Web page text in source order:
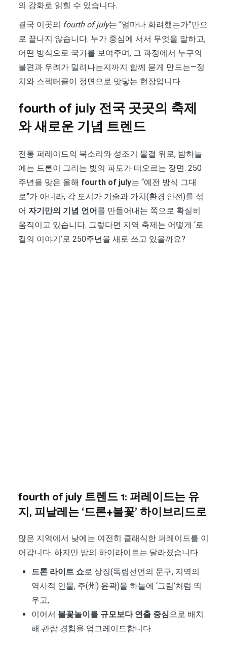
의 강화로 읽힐 수 있습니다.
결국 이곳의 fourth of july는 “얼마나 화려했는가”만으
로 끝나지 않습니다. 누가 중심에 서서 무엇을 말하고,
어떤 방식으로 국가를 보여주며, 그 과정에서 누구의
불편과 우려가 밀려나는지까지 함께 묻게 만드는—정
치와 스펙터클이 정면으로 맞닿는 현장입니다.
fourth of july 전국 곳곳의 축제
와 새로운 기념 트렌드
전통 퍼레이드의 북소리와 성조기 물결 위로, 밤하늘
에는 드론이 그리는 빛의 파도가 떠오르는 장면. 250
주년을 맞은 올해 fourth of july는 “예전 방식 그대
로”가 아니라, 각 도시가 기술과 가치(환경·안전)를 섞
어 자기만의 기념 언어 를 만들어내는 쪽으로 확실히
움직이고 있습니다. 그렇다면 지역 축제는 어떻게 ‘로
컬의 이야기’로 250주년을 새로 쓰고 있을까요?
fourth of july 트렌드 1: 퍼레이드는 유
지, 피날레는 ‘드론+불꽃’ 하이브리드로
많은 지역에서 낮에는 여전히 클래식한 퍼레이드를 이
어갑니다. 하지만 밤의 하이라이트는 달라졌습니다.
드론 라이트 쇼로 상징(독립선언의 문구, 지역의
역사적 인물, 주(州) 윤곽)을 하늘에 ‘그림’처럼 띄
우고,
이어서 불꽃놀이를 규모보다 연출 중심으로 배치
해 관람 경험을 업그레이드합니다.